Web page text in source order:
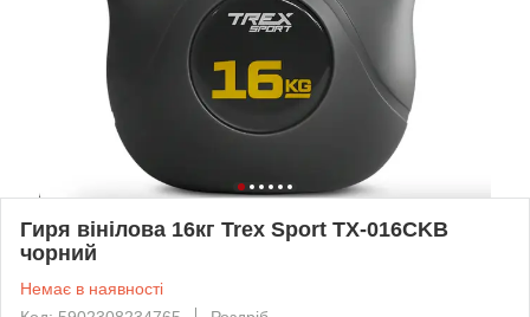
Гиря вінілова 16кг Trex Sport TX-016CKB
чорний
Немає в наявності